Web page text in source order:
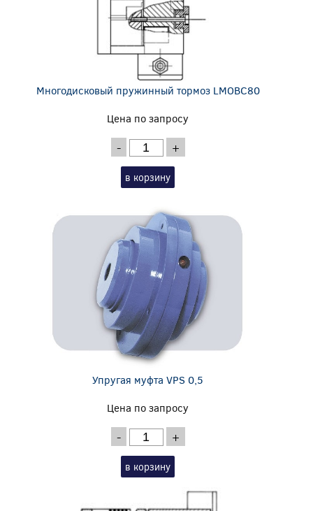
Многодисковый пружинный тормоз LMOBC80
Цена по запросу
- +
в корзину
Упругая муфта VPS 0,5
Цена по запросу
- +
в корзину